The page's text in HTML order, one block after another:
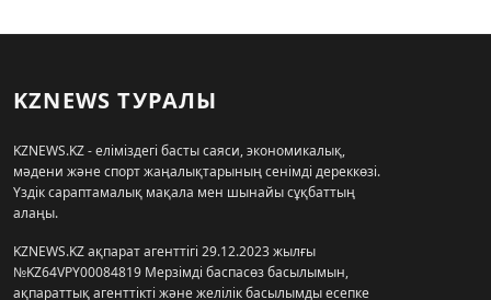
KZNEWS ТУРАЛЫ
KZNEWS.KZ - еліміздегі басты саяси, экономикалық,
мәдени және спорт жаңалықтарының сенімді дереккөзі.
Үздік сараптамалық мақала мен шынайы сұқбаттың
алаңы.
KZNEWS.KZ ақпарат агенттігі 29.12.2023 жылғы
№KZ64VPY00084819 Мерзімді баспасөз басылымын,
ақпараттық агенттікті және желілік басылымды есепке